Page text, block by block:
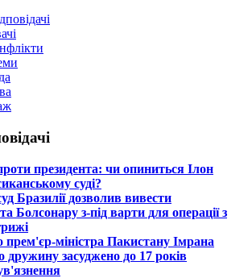
президента: чи опиниться Ілон
суді?
Бразилії дозволив вивести
Болсонару з-під варти для операції з
міністра Пакистану Імрана
дружину засуджено до 17 років